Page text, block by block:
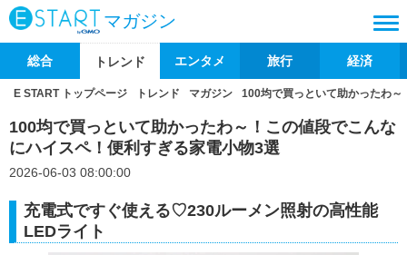
マガジン
総合 トレンド エンタメ 旅行 経済
E START トップページ トレンド マガジン 100均で買っといて助かったわ
100均で買っといて助かったわ～！この値段でこんな
にハイスペ！便利すぎる家電小物3選
2026-06-03 08:00:00
充電式ですぐ使える♡230ルーメン照射の高性能
LEDライト